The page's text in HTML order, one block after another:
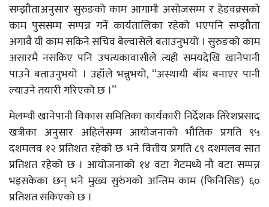
सम्झौताअनुसार सुरुङको काम आगामी असोजसम्म र हेडवक्र्सको
काम पुससम्म सम्पन्न गर्ने कार्यतालिका रहेको भएपनि सम्झौता
अगावै यी काम सकिने सचिव बेल्वासेले बताउनुभयो । सुरुङको काम
असारमै नसकिए पनि उपत्यकावासीले त्यही समयदेखि खानेपानी
पाउने बताउनुभयो । उहाँले भन्नुभयो, “अस्थायी बाँध बनाएर पानी
ल्याउने तयारी गरिएको छ ।”
मेलम्ची खानेपानी विकास समितिका कार्यकारी निर्देशक तिरेशप्रसाद
खत्रीका अनुसार अहिलेसम्म आयोजनाको भौतिक प्रगति ९५
दशमलव १२ प्रतिशत रहेको छ भने वित्तीय प्रगति ८९ दशमलव सात
प्रतिशत रहेको छ । आयोजनाको १४ वटा गेटमध्ये नौ वटा सम्पन्न
भइसकेका छन् भने मुख्य सुरुंगको अन्तिम काम (फिनिसिङ) ६०
प्रतिशत सकिएको छ ।